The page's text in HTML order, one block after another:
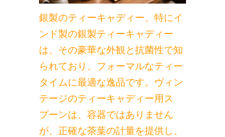
銀製のティーキャディー、特にイ
ンド製の銀製ティーキャディー
は、その豪華な外観と抗菌性で知
られており、フォーマルなティー
タイムに最適な逸品です。ヴィン
テージのティーキャディー用ス
プーンは、容器ではありません
が、正確な茶葉の計量を提供し、